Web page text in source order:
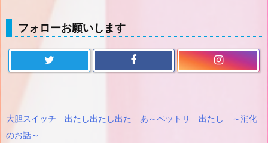
フォローお願いします
大胆スイッチ 出たし出たし出た あ～ペットリ 出たし ～消化
のお話～